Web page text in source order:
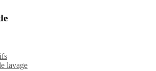
lavage